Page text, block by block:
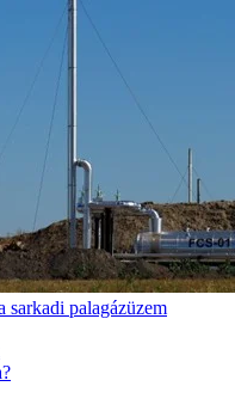
sarkadi palagázüzem